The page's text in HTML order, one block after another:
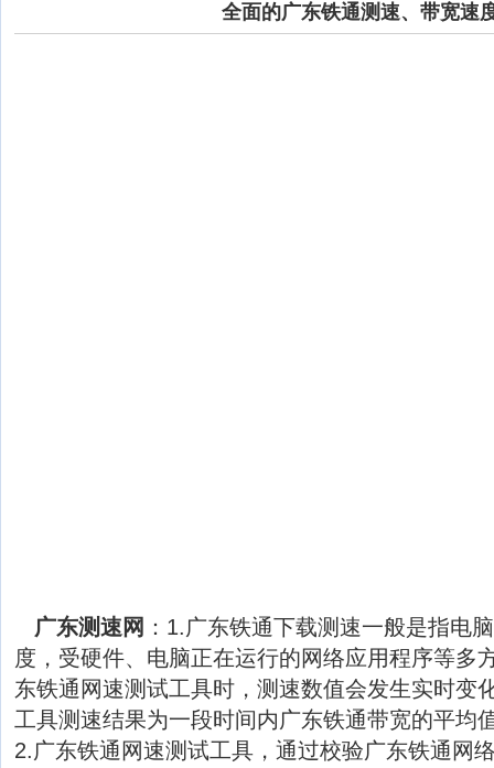
全面的广东铁通测速、带宽速
广东测速网 ：1.广东铁通下载测速一般是指电
度，受硬件、电脑正在运行的网络应用程序等多
东铁通网速测试工具时，测速数值会发生实时变
工具测速结果为一段时间内广东铁通带宽的平均
2.广东铁通网速测试工具，通过校验广东铁通网